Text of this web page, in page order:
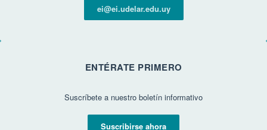
ei@ei.udelar.edu.uy
ENTÉRATE PRIMERO
Suscríbete a nuestro boletín informativo
Suscribirse ahora